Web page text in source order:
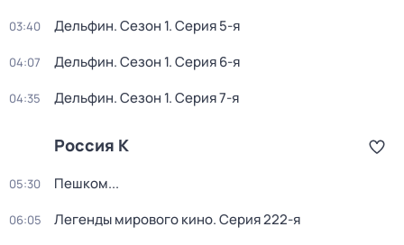
03:40 Дельфин. Сезон 1. Серия 5-я
04:07 Дельфин. Сезон 1. Серия 6-я
04:35 Дельфин. Сезон 1. Серия 7-я
Россия К
05:30 Пешком...
06:05 Легенды мирового кино. Серия 222-я